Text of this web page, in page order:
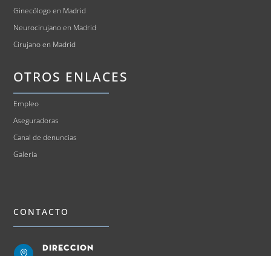
Ginecólogo en Madrid
Neurocirujano en Madrid
Cirujano en Madrid
OTROS ENLACES
Empleo
Aseguradoras
Canal de denuncias
Galería
CONTACTO

Direccion